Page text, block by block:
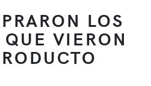
LOS
VIERON